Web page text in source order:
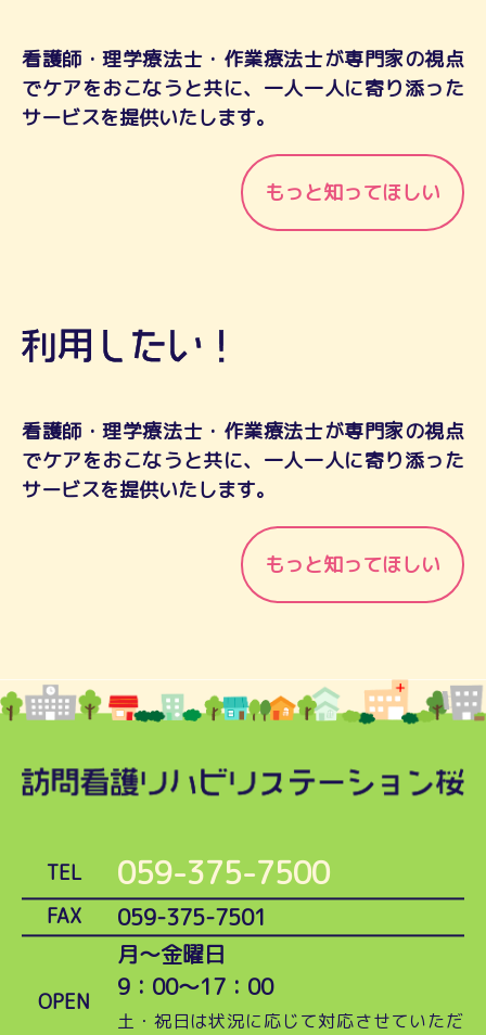
看護師・理学療法士・作業療法士が専門家の視点
でケアをおこなうと共に、一人一人に寄り添った
サービスを提供いたします。
もっと知ってほしい
看護師・理学療法士・作業療法士が専門家の視点
でケアをおこなうと共に、一人一人に寄り添った
サービスを提供いたします。
もっと知ってほしい
TEL 059-375-7500
FAX 059-375-7501
OPEN
月～金曜日
9：00～17：00
土・祝日は状況に応じて対応させていただ